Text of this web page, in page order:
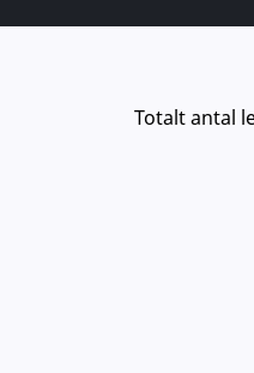
Totalt antal